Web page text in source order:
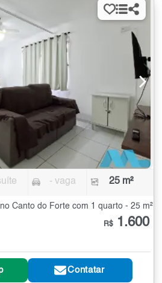
- vaga 25 m²
Canto do Forte com 1 quarto - 25 m²
R$ 1.600
Contatar